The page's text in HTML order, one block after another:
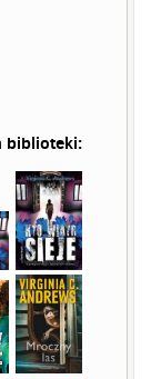
biblioteki: